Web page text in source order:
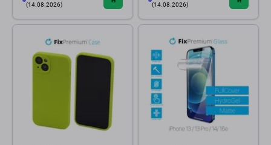
(14.08.2026)
(14.08.2026)